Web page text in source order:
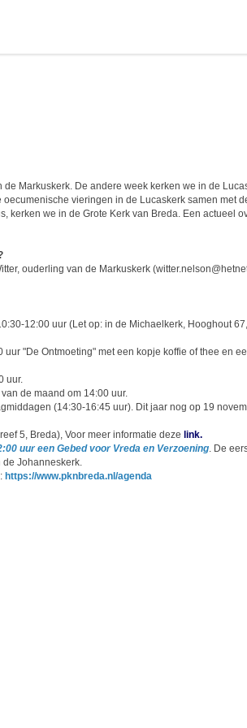
Markuskerk. De andere week kerken we in de
vieringen in de Lucaskerk samen met
kerken we in de Grote Kerk van Breda. Een actueel
ouderling van de Markuskerk
12:00 uur (Let op: in de Michaelkerk, Hooghout
"De Ontmoeting" met een kopje koffie of thee en
uur.
de maand om 14:00 uur.
(14:30-16:45 uur). Dit jaar nog op 19
5, Breda), Voor meer informatie deze link.
uur een Gebed voor Vreda en Verzoening. De
de Johanneskerk.
https://www.pknbreda.nl/agenda